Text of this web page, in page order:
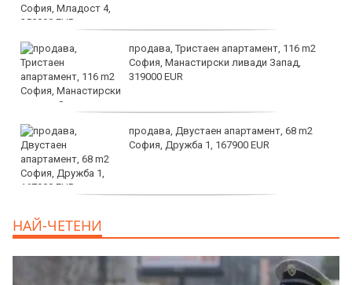
продава, Тристаен апартамент, 116 m2
София, Манастирски ливади Запад,
319000 EUR
продава, Двустаен апартамент, 68 m2
София, Дружба 1, 167900 EUR
НАЙ-ЧЕТЕНИ